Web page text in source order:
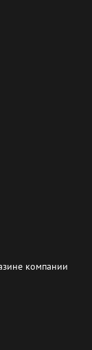
компании